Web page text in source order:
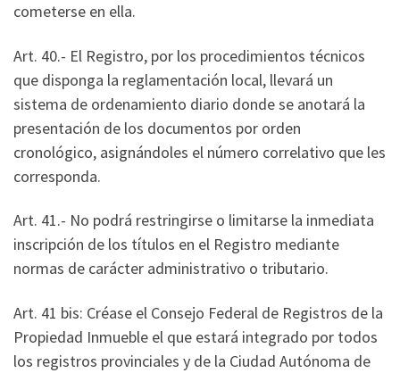
cometerse en ella.
Art. 40.- El Registro, por los procedimientos técnicos
que disponga la reglamentación local, llevará un
sistema de ordenamiento diario donde se anotará la
presentación de los documentos por orden
cronológico, asignándoles el número correlativo que les
corresponda.
Art. 41.- No podrá restringirse o limitarse la inmediata
inscripción de los títulos en el Registro mediante
normas de carácter administrativo o tributario.
Art. 41 bis: Créase el Consejo Federal de Registros de la
Propiedad Inmueble el que estará integrado por todos
los registros provinciales y de la Ciudad Autónoma de